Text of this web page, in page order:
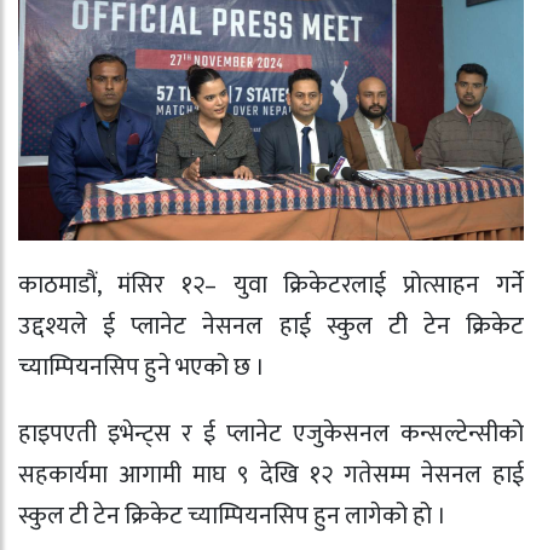
काठमाडौं, मंसिर १२– युवा क्रिकेटरलाई प्रोत्साहन गर्ने
उद्दश्यले ई प्लानेट नेसनल हाई स्कुल टी टेन क्रिकेट
च्याम्पियनसिप हुने भएको छ ।
हाइपएती इभेन्ट्स र ई प्लानेट एजुकेसनल कन्सल्टेन्सीको
सहकार्यमा आगामी माघ ९ देखि १२ गतेसम्म नेसनल हाई
स्कुल टी टेन क्रिकेट च्याम्पियनसिप हुन लागेको हो ।